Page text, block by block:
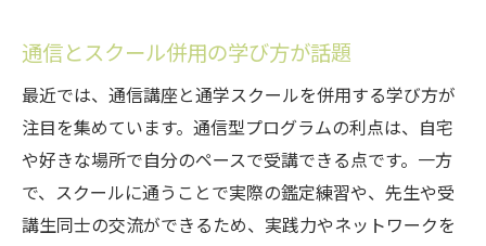
通信とスクール併用の学び方が話題
最近では、通信講座と通学スクールを併用する学び方が
注目を集めています。通信型プログラムの利点は、自宅
や好きな場所で自分のペースで受講できる点です。一方
で、スクールに通うことで実際の鑑定練習や、先生や受
講生同士の交流ができるため、実践力やネットワークを